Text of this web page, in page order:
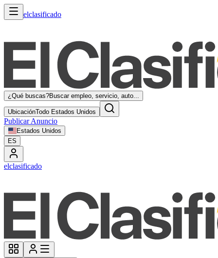
elclasificado
¿Qué buscas?Buscar empleo, servicio, auto...
UbicaciónTodo Estados Unidos
Publicar Anuncio
Estados Unidos
ES
elclasificado